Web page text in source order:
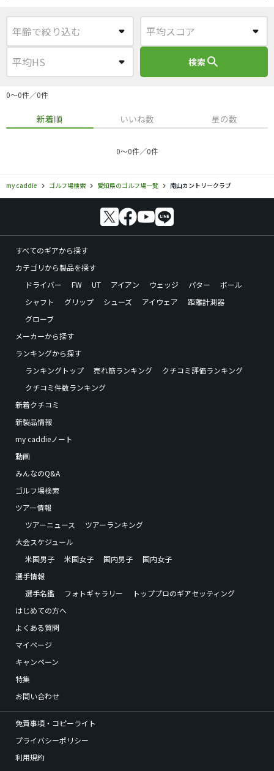
検索search
0〜0件／0件
新着順 いいね数 星の数
0〜0件／0件
my caddie ゴルフ場検索 愛知県のゴルフ場一覧 南山カントリークラブ
すべてのギアから探す
カテゴリから製品を探す
ドライバー
FW UT アイアン ウェッジ パター
ボール
シャフト
グリップ シューズ アイウェア
距離計測器
グローブ
メーカーから探す
ランキングから探す
ランキングトップ
売れ筋ランキング
クチコミ評価ランキング
クチコミ件数ランキング
新着クチコミ
新製品情報
my caddieノート
動画
みんなのQ&A
ゴルフ場検索
ツアー情報
ツアーニュース
ツアーランキング
大会スケジュール
米国男子
米国女子 国内男子
国内女子
選手情報
選手名鑑
フォトギャラリー
トッププロのギアセッティング
はじめての方へ
よくある質問
マイページ
キャンペーン
特集
お問い合わせ
免責事項・コピーライト
プライバシーポリシー
利用規約